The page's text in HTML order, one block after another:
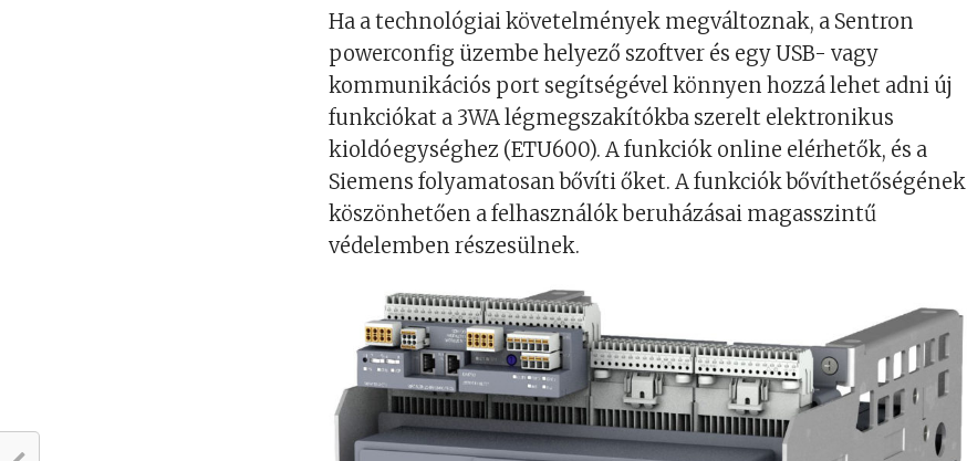
Ha a technológiai követelmények megváltoznak, a Sentron
powerconfig üzembe helyező szoftver és egy USB- vagy
kommunikációs port segítségével könnyen hozzá lehet adni új
funkciókat a 3WA légmegszakítókba szerelt elektronikus
kioldóegységhez (ETU600). A funkciók online elérhetők, és a
Siemens folyamatosan bővíti őket. A funkciók bővíthetőségének
köszönhetően a felhasználók beruházásai magasszintű
védelemben részesülnek.